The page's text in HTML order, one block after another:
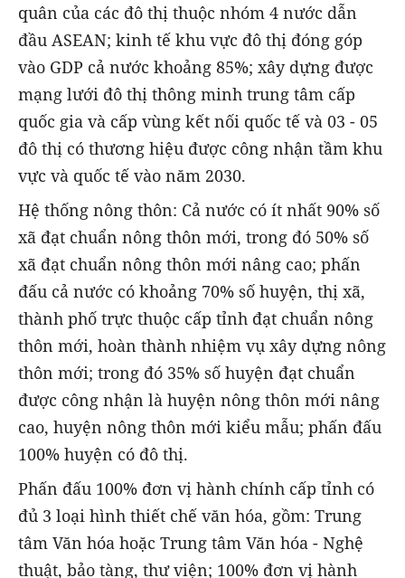
quân của các đô thị thuộc nhóm 4 nước dẫn
đầu ASEAN; kinh tế khu vực đô thị đóng góp
vào GDP cả nước khoảng 85%; xây dựng được
mạng lưới đô thị thông minh trung tâm cấp
quốc gia và cấp vùng kết nối quốc tế và 03 - 05
đô thị có thương hiệu được công nhận tầm khu
vực và quốc tế vào năm 2030.
Hệ thống nông thôn: Cả nước có ít nhất 90% số
xã đạt chuẩn nông thôn mới, trong đó 50% số
xã đạt chuẩn nông thôn mới nâng cao; phấn
đấu cả nước có khoảng 70% số huyện, thị xã,
thành phố trực thuộc cấp tỉnh đạt chuẩn nông
thôn mới, hoàn thành nhiệm vụ xây dựng nông
thôn mới; trong đó 35% số huyện đạt chuẩn
được công nhận là huyện nông thôn mới nâng
cao, huyện nông thôn mới kiểu mẫu; phấn đấu
100% huyện có đô thị.
Phấn đấu 100% đơn vị hành chính cấp tỉnh có
đủ 3 loại hình thiết chế văn hóa, gồm: Trung
tâm Văn hóa hoặc Trung tâm Văn hóa - Nghệ
thuật, bảo tàng, thư viện; 100% đơn vị hành